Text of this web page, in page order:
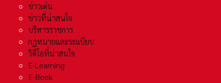
ข่าวเด่น
ข่าวที่น่าสนใจ
บริหารราชการ
กฏหมายและระเเบียบ
วิดีโอที่น่าสนใจ
E-Learning
E-Book